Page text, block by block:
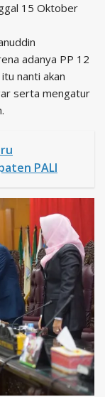
15 Oktober
adanya PP 12
nanti akan
serta mengatur
PALI